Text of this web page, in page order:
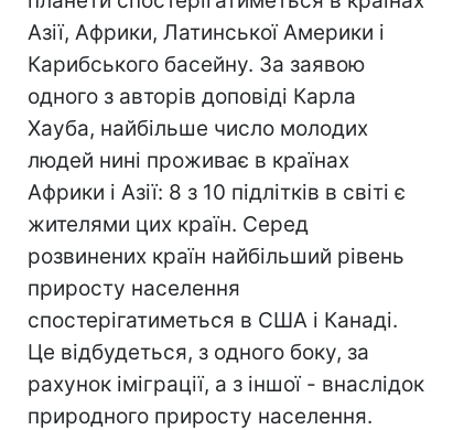
Азії, Африки, Латинської Америки і
Карибського басейну. За заявою
одного з авторів доповіді Карла
Хауба, найбільше число молодих
людей нині проживає в країнах
Африки і Азії: 8 з 10 підлітків в світі є
жителями цих країн. Серед
розвинених країн найбільший рівень
приросту населення
спостерігатиметься в США і Канаді.
Це відбудеться, з одного боку, за
рахунок іміграції, а з іншої - внаслідок
природного приросту населення.